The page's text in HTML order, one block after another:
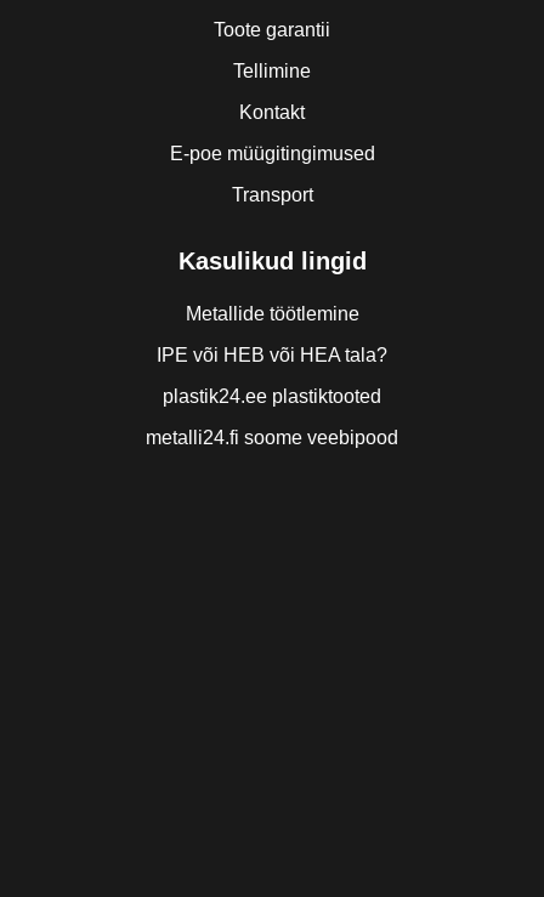
Toote garantii
Tellimine
Kontakt
E-poe müügitingimused
Transport
Kasulikud lingid
Metallide töötlemine
IPE või HEB või HEA tala?
plastik24.ee plastiktooted
metalli24.fi soome veebipood